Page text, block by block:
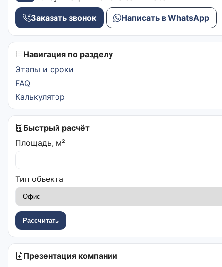
Заказать звонок Написать в WhatsApp
Навигация по разделу
Этапы и сроки
FAQ
Калькулятор
Быстрый расчёт
Площадь, м²
Тип объекта
Рассчитать
Презентация компании